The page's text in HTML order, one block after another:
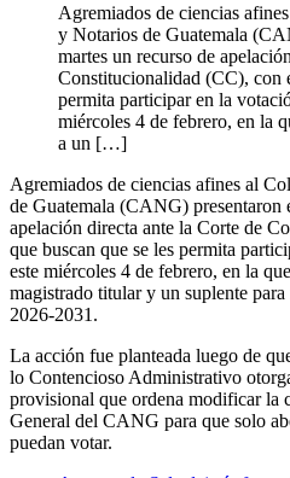
Agremiados de ciencias
y Notarios de Guatemala
martes un recurso de
Constitucionalidad (CC), con
permita participar en la
miércoles 4 de febrero, en la
a un […]
Agremiados de ciencias afines al
de Guatemala (CANG) presentaron
apelación directa ante la Corte de
que buscan que se les permita
este miércoles 4 de febrero, en la
magistrado titular y un suplente
2026-2031.
La acción fue planteada luego de
lo Contencioso Administrativo
provisional que ordena modificar la
General del CANG para que solo
puedan votar.